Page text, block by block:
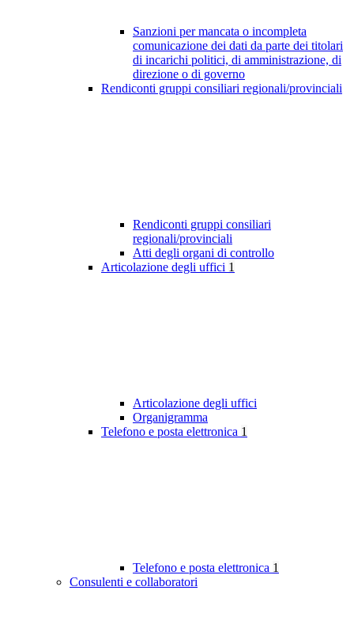
Sanzioni per mancata o incompleta
comunicazione dei dati da parte dei titolari
di incarichi politici, di amministrazione, di
direzione o di governo
Rendiconti gruppi consiliari regionali/provinciali
Rendiconti gruppi consiliari
regionali/provinciali
Atti degli organi di controllo
Articolazione degli uffici 1
Articolazione degli uffici
Organigramma
Telefono e posta elettronica 1
Telefono e posta elettronica 1
Consulenti e collaboratori